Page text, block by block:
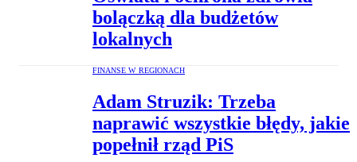
bolączką dla budżetów
lokalnych
FINANSE W REGIONACH
Adam Struzik: Trzeba
naprawić wszystkie błędy, jakie
popełnił rząd PiS